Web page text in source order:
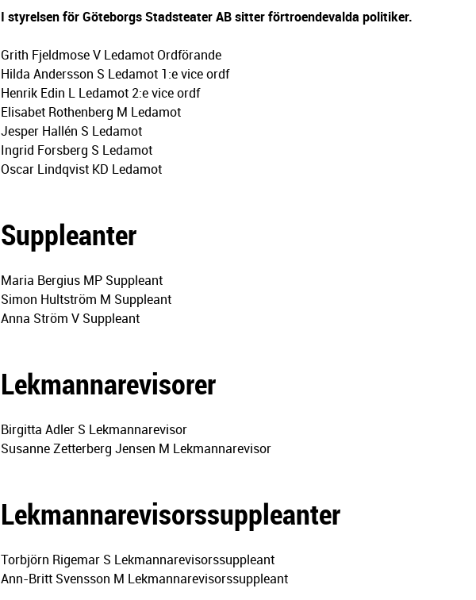
I styrelsen för Göteborgs Stadsteater AB sitter förtroendevalda politiker.
Grith Fjeldmose V Ledamot Ordförande
Hilda Andersson S Ledamot 1:e vice ordf
Henrik Edin L Ledamot 2:e vice ordf
Elisabet Rothenberg M Ledamot
Jesper Hallén S Ledamot
Ingrid Forsberg S Ledamot
Oscar Lindqvist KD Ledamot
Suppleanter
Maria Bergius MP Suppleant
Simon Hultström M Suppleant
Anna Ström V Suppleant
Lekmannarevisorer
Birgitta Adler S Lekmannarevisor
Susanne Zetterberg Jensen M Lekmannarevisor
Lekmannarevisorssuppleanter
Torbjörn Rigemar S Lekmannarevisorssuppleant
Ann-Britt Svensson M Lekmannarevisorssuppleant